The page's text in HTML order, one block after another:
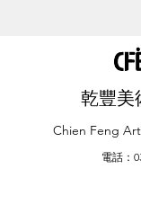
乾豐美
Chien Feng
電話：